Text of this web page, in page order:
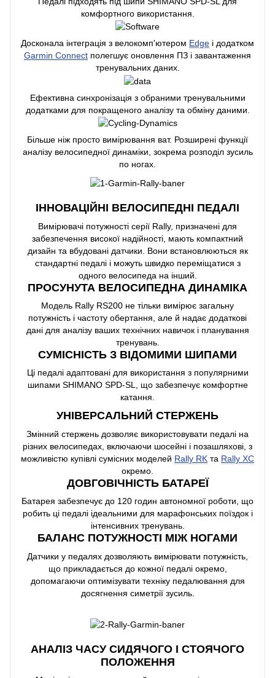
комфортного використання.
Досконала інтеграція з велокомп'ютером Edge і додатком
Garmin Connect полегшує оновлення ПЗ і завантаження
тренувальних даних.
Ефективна синхронізація з обраними тренувальними
додатками для покращеного аналізу та обміну даними.
Більше ніж просто вимірювання ват. Розширені функції
аналізу велосипедної динаміки, зокрема розподіл зусиль
по ногах.
ІННОВАЦІЙНІ ВЕЛОСИПЕДНІ ПЕДАЛІ
Вимірювачі потужності серії Rally, призначені для
забезпечення високої надійності, мають компактний
дизайн та вбудовані датчики. Вони встановлюються як
стандартні педалі і можуть швидко переміщатися з
одного велосипеда на інший.
ПРОСУНУТА ВЕЛОСИПЕДНА ДИНАМІКА
Модель Rally RS200 не тільки вимірює загальну
потужність і частоту обертання, але й надає додаткові
дані для аналізу ваших технічних навичок і планування
тренувань.
СУМІСНІСТЬ З ВІДОМИМИ ШИПАМИ
Ці педалі адаптовані для використання з популярними
шипами SHIMANO SPD-SL, що забезпечує комфортне
катання.
УНІВЕРСАЛЬНИЙ СТЕРЖЕНЬ
Змінний стержень дозволяє використовувати педалі на
різних велосипедах, включаючи шосейні і позашляхові, з
можливістю купівлі сумісних моделей Rally RK та Rally XC
окремо.
ДОВГОВІЧНІСТЬ БАТАРЕЇ
Батарея забезпечує до 120 годин автономної роботи, що
робить ці педалі ідеальними для марафонських поїздок і
інтенсивних тренувань.
БАЛАНС ПОТУЖНОСТІ МІЖ НОГАМИ
Датчики у педалях дозволяють вимірювати потужність,
що прикладається до кожної педалі окремо,
допомагаючи оптимізувати техніку педалювання для
досягнення симетрії зусиль.
АНАЛІЗ ЧАСУ СИДЯЧОГО І СТОЯЧОГО
ПОЛОЖЕННЯ